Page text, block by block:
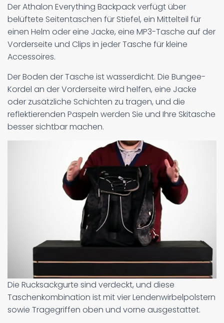
Der Athalon Everything Backpack verfügt über
belüftete Seitentaschen für Stiefel, ein Mittelteil für
einen Helm oder eine Jacke, eine MP3-Tasche auf der
Vorderseite und Clips in jeder Tasche für kleine
Accessoires.
Der Boden der Tasche ist wasserdicht. Die Bungee-
Kordel an der Vorderseite wird helfen, eine Jacke
oder zusätzliche Schichten zu tragen, und die
reflektierenden Paspeln werden Sie und Ihre Skitasche
besser sichtbar machen.
Die Rucksackgurte sind verdeckt, und diese
Taschenkombination ist mit vier Lendenwirbelpolstern
sowie Tragegriffen oben und vorne ausgestattet.